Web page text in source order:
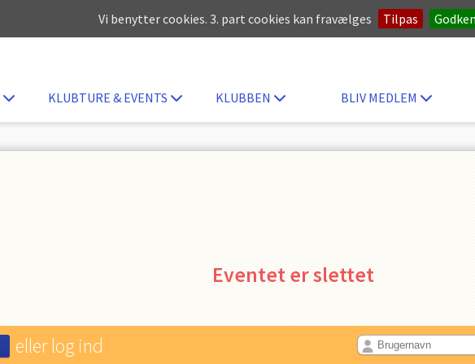
Vi benytter cookies. 3. part cookies kan fravælges Tilpas
KLUBTURE & EVENTS KLUBBEN BLIV MEDLEM
Eventet er slettet
eller log ind